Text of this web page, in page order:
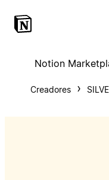
Notion
Creadores